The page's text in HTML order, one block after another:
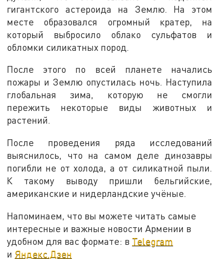
гигантского астероида на Землю. На этом
месте образовался огромный кратер, на
который выбросило облако сульфатов и
обломки силикатных пород.
После этого по всей планете начались
пожары и Землю опустилась ночь. Наступила
глобальная зима, которую не смогли
пережить некоторые виды животных и
растений.
После проведения ряда исследований
выяснилось, что на самом деле динозавры
погибли не от холода, а от силикатной пыли.
К такому выводу пришли бельгийские,
американские и нидерландские учёные.
Напоминаем, что вы можете читать самые
интересные и важные новости Армении в
удобном для вас формате: в Telegram
и Яндекс.Дзен